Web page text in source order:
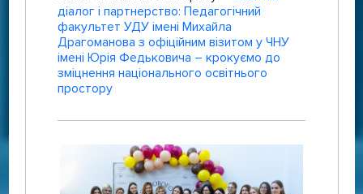
діалог і партнерство: Педагогічний
факультет УДУ імені Михайла
Драгоманова з офіційним візитом у ЧНУ
імені Юрія Федьковича – крокуємо до
зміцнення національного освітнього
простору